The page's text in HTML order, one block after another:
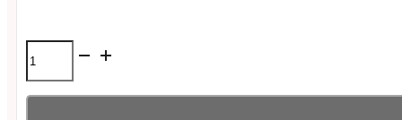
Signature
Mods